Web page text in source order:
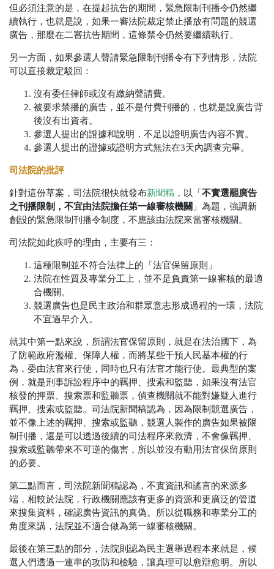
但必須注意的是，在提起抗告的期間，緊急限制刊播令仍然繼
續執行，也就是說，如果一審法院裁定禁止播放有問題的競選
廣告，那麼在二審抗告期間，這條禁令仍然要繼續執行。
另一方面，如果參選人聲請緊急限制刊播令有下列情形，法院
可以直接裁定駁回：
沒有委任律師或沒有繳納聲請費。
被要求禁播的廣告，並不是付費刊播的，也就是說廣告背
後沒有出資者。
參選人提出的證據和說明，不足以證明廣告內容不實。
參選人提出的證據或證明方式無法在3天內調查完畢。
司法院的批評
針對這份草案，司法院很快就發布新聞稿 ，以「 不實選罷廣告
之刊播限制，不宜由法院擔任第一線審核機關 」為題，強調新
創設的緊急限制刊播令制度，不應該由法院來當審核機關。
司法院如此疾呼的理由，主要有三：
這種限制並不符合法律上的「法官保留原則」
法院在性質及專業分工上，並不是負責第一線審核的最適
合機關。
競選廣告也是民主政治和群眾意志形成過程的一環，法院
不宜過早介入。
就其中第一點來說，所謂法官保留原則，就是在法治國下，為
了防範政府濫權、保障人權，而將某些干預人民基本權的行
為，委由法官來行使，同時也只有法官才能行使。最典型的案
例，就是刑事訴訟程序中的羈押、搜索和監聽，如果沒有法官
核發的押票、搜索票和監聽票，偵查機關就不能對嫌疑人進行
羈押、搜索或監聽。司法院新聞稿認為，因為限制競選廣告，
並不像上述的羈押、搜索或監聽，競選人製作的廣告如果被限
制刊播，還是可以透過後續的司法程序來救濟，不會像羈押、
搜索或監聽帶來不可逆的傷害，所以並沒有動用法官保留原則
的必要。
第二點而言，司法院新聞稿認為，不實資訊和謠言的來源多
端，相較於法院，行政機關應該有更多的資源和更廣泛的管道
來搜集資料，確認廣告資訊的真偽。所以從職務和專業分工的
角度來講，法院並不適合做為第一線審核機關。
最後在第三點的部分，法院則認為民主選舉過程本來就是，候
選人們透過一連串的攻防和檢驗，讓真理可以愈辯愈明。所以